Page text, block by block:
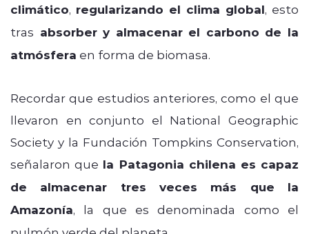
climático, regularizando el clima global, esto
tras absorber y almacenar el carbono de la
atmósfera en forma de biomasa.
Recordar que estudios anteriores, como el que
llevaron en conjunto el National Geographic
Society y la Fundación Tompkins Conservation,
señalaron que la Patagonia chilena es capaz
de almacenar tres veces más que la
Amazonía, la que es denominada como el